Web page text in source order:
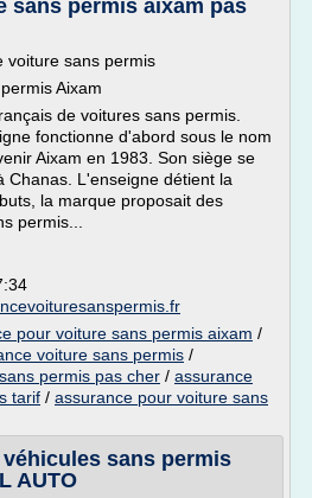
sans permis aixam pas
voiture sans permis
Aixam
de voitures sans permis.
fonctionne d'abord sous le nom
Aixam en 1983. Son siège se
Chanas. L'enseigne détient la
la marque proposait des
permis...
pour voiture sans permis aixam /
voiture sans permis /
permis pas cher / assurance
tarif / assurance pour voiture sans
sans permis
AUTO